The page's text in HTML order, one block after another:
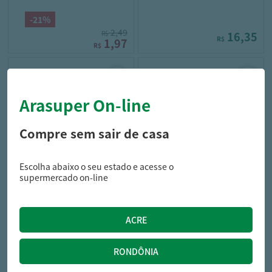
-21%
R$2,49
R$ 1,97 R$ 16,35
sococo
Coco Ralado Sococo Sweet
9,19
Arasuper On-line
Compre sem sair de casa
Escolha abaixo o seu estado e acesse o
supermercado on-line